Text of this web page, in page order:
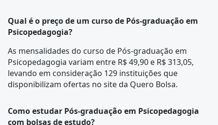
Qual é o preço de um curso de Pós-graduação em
Psicopedagogia?
As mensalidades do curso de Pós-graduação em
Psicopedagogia variam entre R$ 49,90 e R$ 313,05,
levando em consideração 129 instituições que
disponibilizam ofertas no site da Quero Bolsa.
Como estudar Pós-graduação em Psicopedagogia
com bolsas de estudo?